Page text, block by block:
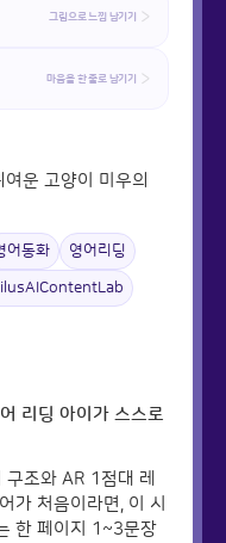
그림으로 느낌 남기기
마음을 한 줄로 남기기
운 고양이 미우의
어동화 영어리딩
리딩 아이가 스스로
조와 AR 1점대 레
가 처음이라면, 이 시
한 페이지 1~3문장